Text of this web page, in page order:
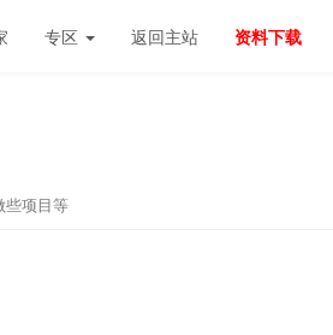
专区 返回主站 资料下载
些项目等